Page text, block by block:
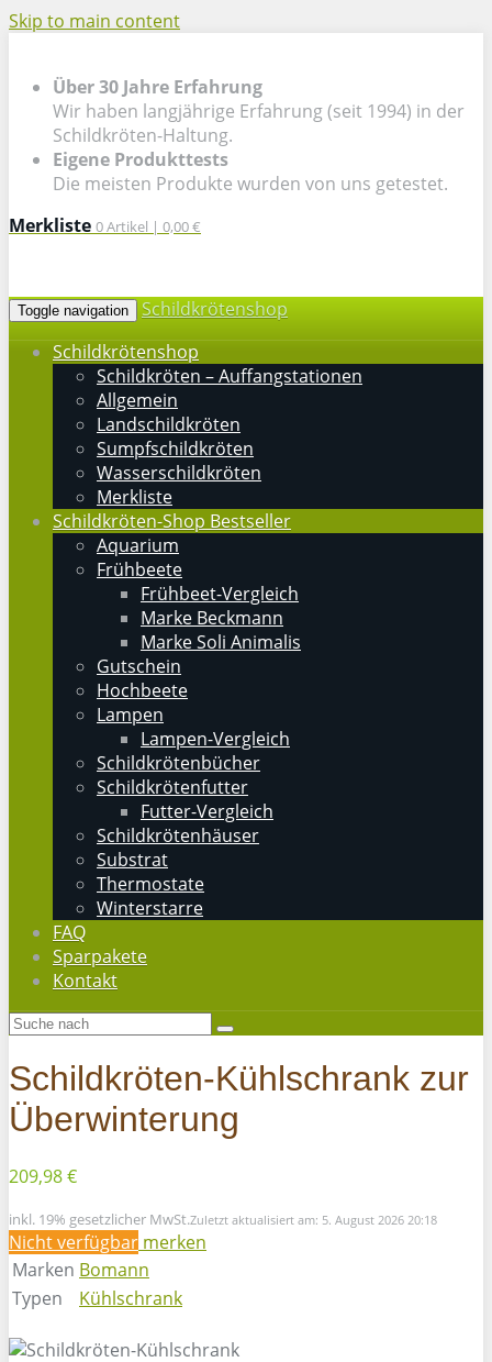
Skip to main content
Über 30 Jahre Erfahrung
Wir haben langjährige Erfahrung (seit 1994) in der
Schildkröten-Haltung.
Eigene Produkttests
Die meisten Produkte wurden von uns getestet.
Merkliste 0Artikel | 0,00 €
Toggle navigation
Schildkrötenshop
Schildkrötenshop
Schildkröten – Auffangstationen
Allgemein
Landschildkröten
Sumpfschildkröten
Wasserschildkröten
Merkliste
Schildkröten-Shop Bestseller
Aquarium
Frühbeete
Frühbeet-Vergleich
Marke Beckmann
Marke Soli Animalis
Gutschein
Hochbeete
Lampen
Lampen-Vergleich
Schildkrötenbücher
Schildkrötenfutter
Futter-Vergleich
Schildkrötenhäuser
Substrat
Thermostate
Winterstarre
FAQ
Sparpakete
Kontakt
Schildkröten-Kühlschrank zur
Überwinterung
209,98 €
inkl. 19% gesetzlicher MwSt.Zuletzt aktualisiert am: 5. August 2026 20:18
Nicht verfügbar merken
Marken Bomann
Typen
Kühlschrank